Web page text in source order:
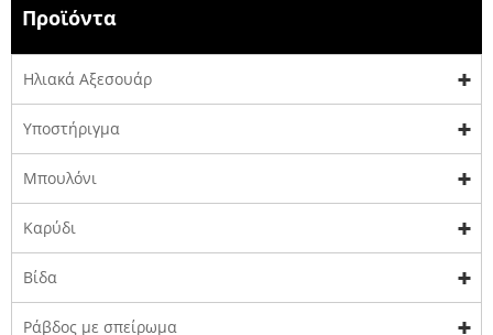
Προϊόντα
Ηλιακά Αξεσουάρ
Υποστήριγμα
Μπουλόνι
Καρύδι
Βίδα
Ράβδος με σπείρωμα